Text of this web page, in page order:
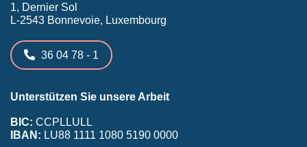
1, Dernier Sol
L-2543 Bonnevoie, Luxembourg
36 04 78 - 1
Unterstützen Sie unsere Arbeit
BIC: CCPLLULL
IBAN: LU88 1111 1080 5190 0000